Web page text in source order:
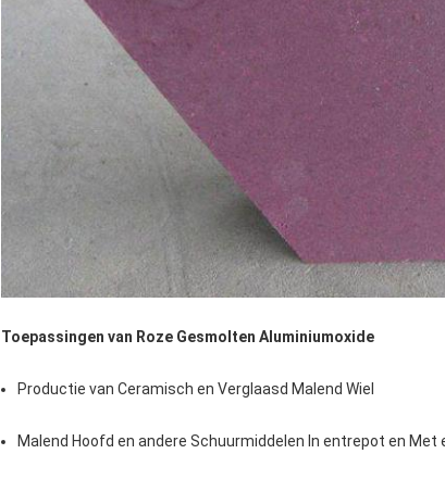
Toepassingen van Roze Gesmolten Aluminiumoxide
Productie van Ceramisch en Verglaasd Malend Wiel
Malend Hoofd en andere Schuurmiddelen In entrepot en